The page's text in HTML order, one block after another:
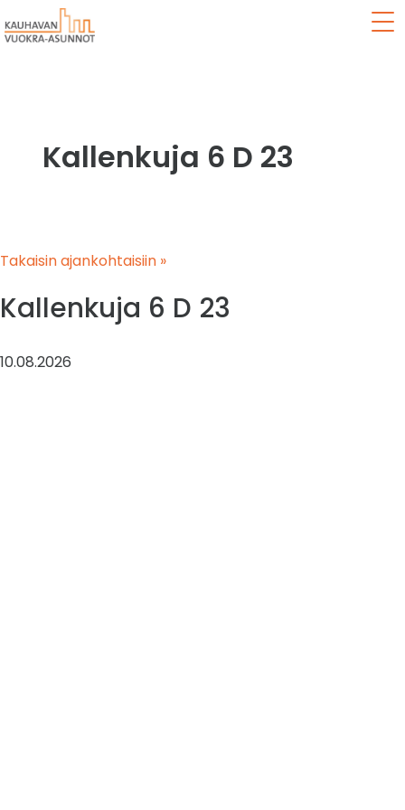
Kallenkuja 6 D 23
Takaisin ajankohtaisiin »
Kallenkuja 6 D 23
10.08.2026